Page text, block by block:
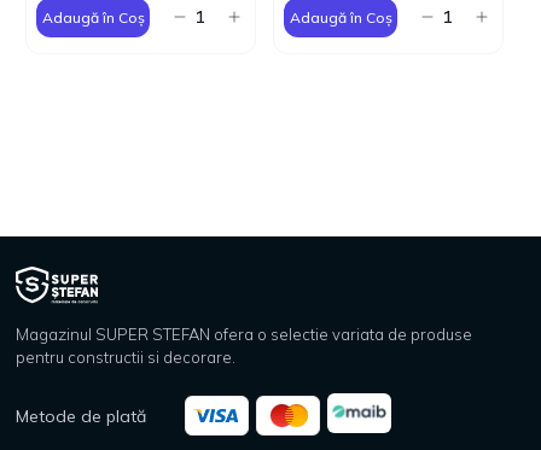
Adaugă în Coș Adaugă în Coș
Magazinul SUPER STEFAN ofera o selectie variata de produse
pentru constructii si decorare.
Metode de plată